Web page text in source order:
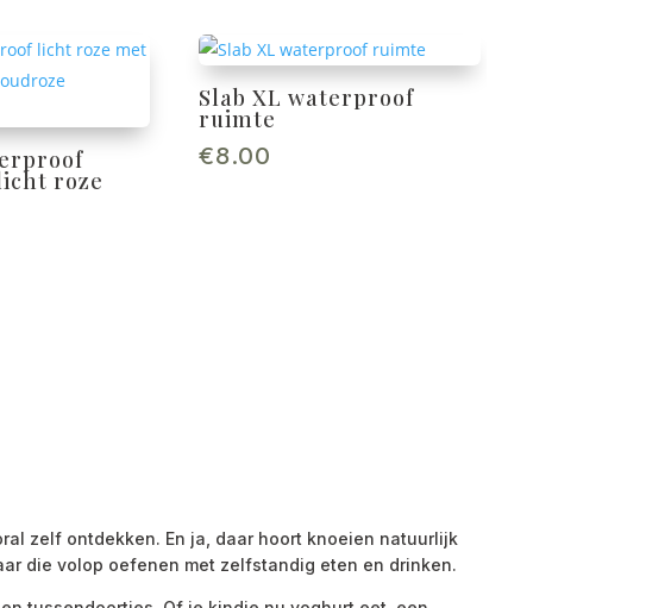
roze
Slab XL waterproof
ruimte
€8.00
zelf ontdekken. En ja, daar hoort knoeien natuurlijk
die volop oefenen met zelfstandig eten en drinken.